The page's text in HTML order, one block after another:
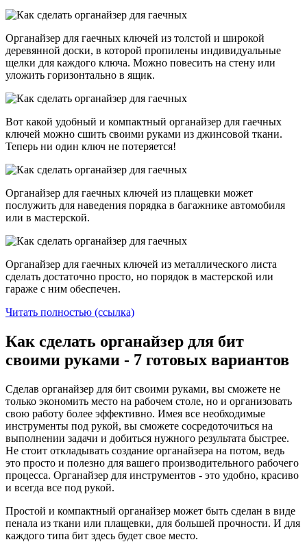
Органайзер для гаечных ключей из толстой и широкой
деревянной доски, в которой пропилены индивидуальные
щелки для каждого ключа. Можно повесить на стену или
уложить горизонтально в ящик.
Вот какой удобный и компактный органайзер для гаечных
ключей можно сшить своими руками из джинсовой ткани.
Теперь ни один ключ не потеряется!
Органайзер для гаечных ключей из плащевки может
послужить для наведения порядка в багажнике автомобиля
или в мастерской.
Органайзер для гаечных ключей из металлического листа
сделать достаточно просто, но порядок в мастерской или
гараже с ним обеспечен.
Читать полностью (ссылка)
Как сделать органайзер для бит
своими руками - 7 готовых вариантов
Сделав органайзер для бит своими руками, вы сможете не
только экономить место на рабочем столе, но и организовать
свою работу более эффективно. Имея все необходимые
инструменты под рукой, вы сможете сосредоточиться на
выполнении задачи и добиться нужного результата быстрее.
Не стоит откладывать создание органайзера на потом, ведь
это просто и полезно для вашего производительного рабочего
процесса. Органайзер для инструментов - это удобно, красиво
и всегда все под рукой.
Простой и компактный органайзер может быть сделан в виде
пенала из ткани или плащевки, для большей прочности. И для
каждого типа бит здесь будет свое место.